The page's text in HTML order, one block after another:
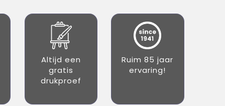
Altijd een
gratis
drukproef
Ruim 85 jaar
ervaring!